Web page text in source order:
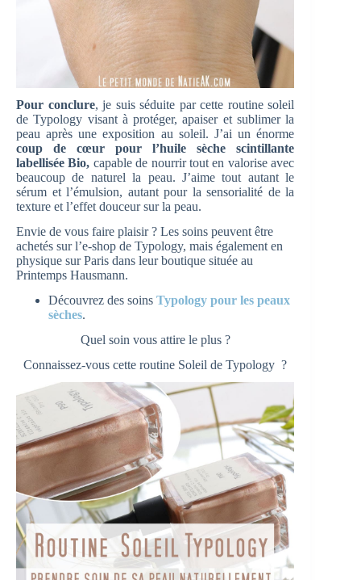
Pour conclure, je suis séduite par cette routine soleil
de Typology visant à protéger, apaiser et sublimer la
peau après une exposition au soleil. J’ai un énorme
coup de cœur pour l’huile sèche scintillante
labellisée Bio, capable de nourrir tout en valorise avec
beaucoup de naturel la peau. J’aime tout autant le
sérum et l’émulsion, autant pour la sensorialité de la
texture et l’effet douceur sur la peau.
Envie de vous faire plaisir ? Les soins peuvent être
achetés sur l’e-shop de Typology, mais également en
physique sur Paris dans leur boutique située au
Printemps Hausmann.
Découvrez des soins Typology pour les peaux
sèches.
Quel soin vous attire le plus ?
Connaissez-vous cette routine Soleil de Typology ?